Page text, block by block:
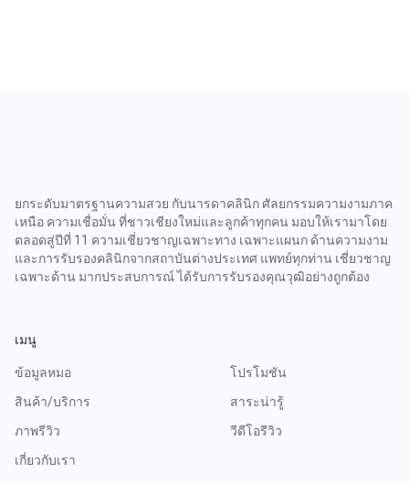
ยกระดับมาตรฐานความสวย กับนารดาคลินิก ศัลยกรรมความงามภาค
เหนือ ความเชื่อมั่น ที่ชาวเชียงใหม่และลูกค้าทุกคน มอบให้เรามาโดย
ตลอดสู่ปีที่ 11 ความเชี่ยวชาญเฉพาะทาง เฉพาะแผนก ด้านความงาม
และการรับรองคลินิกจากสถาบันต่างประเทศ แพทย์ทุกท่าน เชี่ยวชาญ
เฉพาะด้าน มากประสบการณ์ ได้รับการรับรองคุณวุฒิอย่างถูกต้อง
เมนู
ข้อมูลหมอ
โปรโมชัน
สินค้า/บริการ
สาระน่ารู้
ภาพรีวิว
วีดีโอรีวิว
เกี่ยวกับเรา